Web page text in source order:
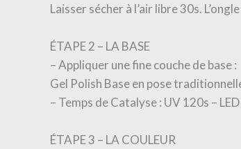
Laisser sécher à l’air libre 30s.
ÉTAPE 2 – LA BASE
– Appliquer une fine couche de base :
Gel Polish Base en pose
– Temps de Catalyse : UV 120s –
ÉTAPE 3 – LA COULEUR